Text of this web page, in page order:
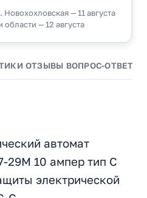
— 11 августа
области — 12 августа
ОТЗЫВЫ ВОПРОС-ОТВЕТ
автомат
29М 10 ампер тип С
электрической